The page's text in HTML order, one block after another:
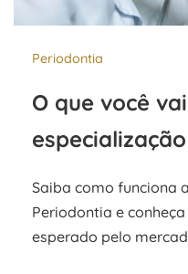
Periodontia
O que você
Saiba como funciona
Periodontia e
esperado pelo